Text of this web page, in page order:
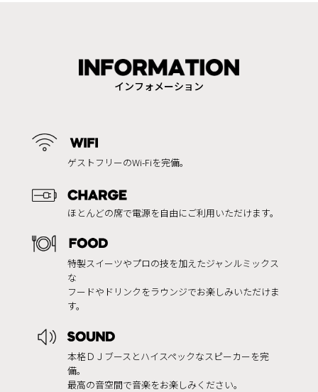
インフォメーション
ゲストフリーのWi-Fiを完備。
ほとんどの席で電源を自由にご利用いただけます。
特製スイーツやプロの技を加えたジャンルミックス
な
フードやドリンクをラウンジでお楽しみいただけま
す。
本格ＤＪブースとハイスペックなスピーカーを完
備。
最高の音空間で音楽をお楽しみください。